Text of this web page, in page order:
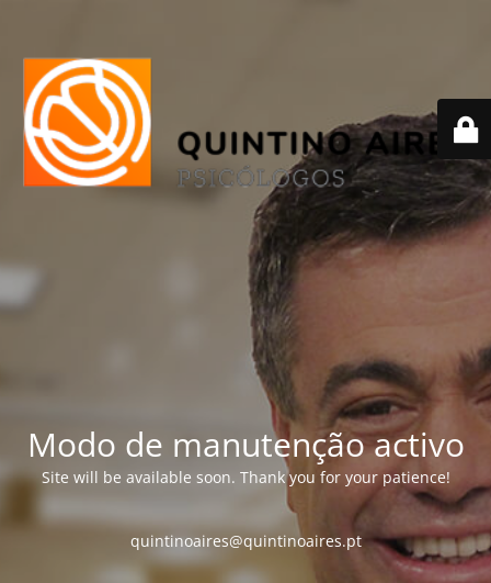
Modo de manutenção activo
Site will be available soon. Thank you for your patience!
quintinoaires@quintinoaires.pt